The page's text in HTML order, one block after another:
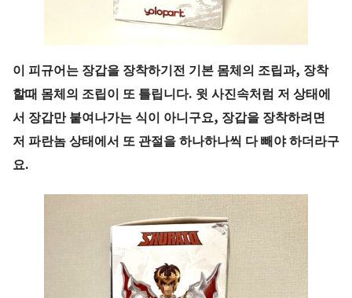
이 피규어는 장갑을 장착하기전 기본 몸체의 조립과, 장착
할때 몸체의 조립이 또 틀립니다. 윗 사진속처럼 저 상태에
서 장갑만 붙여나가는 식이 아니구요, 장갑을 장착하려면
저 파란놈 상태에서 또 관절을 하나하나씩 다 빼야 하더라구
요.